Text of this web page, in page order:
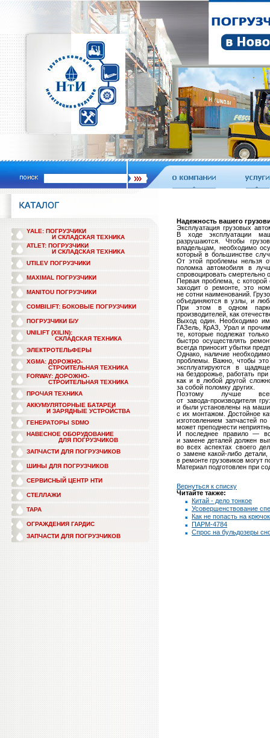
YALE: ПОГРУЗЧИКИ
И СКЛАДСКАЯ ТЕХНИКА
ATLET: ПОГРУЗЧИКИ
И СКЛАДСКАЯ ТЕХНИКА
UTILEV ПОГРУЗЧИКИ
MAXIMAL ПОГРУЗЧИКИ
MANITOU ПОГРУЗЧИКИ
COMBILIFT: БОКОВЫЕ ПОГРУЗЧИКИ
ПОГРУЗЧИКИ Б/У
UNILIFT (XILIN):
СКЛАДСКАЯ ТЕХНИКА
ЭЛЕКТРОТЕЛЬФЕРЫ
XGMA: ДОРОЖНО-
СТРОИТЕЛЬНАЯ ТЕХНИКА
FORWAY: ДОРОЖНО-
СТРОИТЕЛЬНАЯ ТЕХНИКА
ПРОЧАЯ ТЕХНИКА
АККУМУЛЯТОРНЫЕ БАТАРЕИ
И ЗАРЯДНЫЕ УСТРОЙСТВА
ГЕНЕРАТОРЫ SDMO
НАВЕСНОЕ ОБОРУДОВАНИЕ
ДЛЯ ПОГРУЗЧИКОВ
ЗАПЧАСТИ ДЛЯ ПОГРУЗЧИКОВ
ШИНЫ ДЛЯ ПОГРУЗЧИКОВ
СЕРВИСНЫЙ ЦЕНТР НТИ
СТЕЛЛАЖИ
ТАРА
ОГРАЖДЕНИЯ ГАРДИС
ЗАПЧАСТИ ДЛЯ ПОГРУЗЧИКОВ
Надежность вашего
Эксплуатация грузовых
В ходе эксплуатации
разрушаются. Чтобы
владельцам, необходимо
который в большинстве
От этой проблемы нельзя
поломка автомобиля в
спровоцировать смертельно
Первая проблема, с которой
заходит о ремонте, это
не сотни наименований.
объединяются в узлы, и
При этом в одном
производителей, как
Выход один. Необходимо
ГАЗель, КрАЗ, Урал и
те, которые подлежат
быстро осуществлять
всегда приносит убытки
Однако, наличие
проблемы. Важно, чтобы это
эксплуатируются в
на бездорожье, работать
как и в любой другой
за собой поломку других.
Поэтому лучше
от завода-производителя
и были установлены на
с их монтажом. Достойное
изготовлением запчастей
может преподнести
И последнее правило —
и замене деталей должен
во всех аспектах своего
о заменекакой-либо
в ремонте грузовиков могут
Материал подготовлен при
Вернуться к списку
Читайте также:
Китай - дело тонкое
Усовершенствование
Как не попасть на
ПАРМ-4784
Спрос на бульдозеры